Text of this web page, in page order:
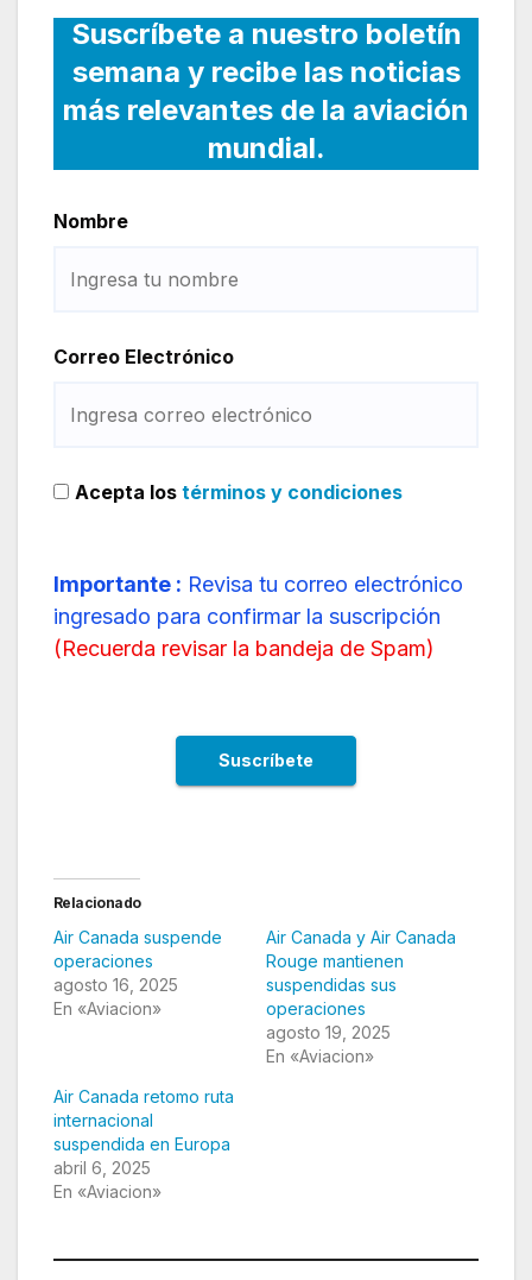
Suscríbete a nuestro boletín
semana y recibe las noticias
más relevantes de la aviación
mundial.
Nombre
Correo Electrónico
Acepta los términos y condiciones
Importante : Revisa tu correo electrónico
ingresado para confirmar la suscripción
(Recuerda revisar la bandeja de Spam)
Relacionado
Air Canada suspende
operaciones
agosto 16, 2025
En «Aviacion»
Air Canada y Air Canada
Rouge mantienen
suspendidas sus
operaciones
agosto 19, 2025
En «Aviacion»
Air Canada retomo ruta
internacional
suspendida en Europa
abril 6, 2025
En «Aviacion»